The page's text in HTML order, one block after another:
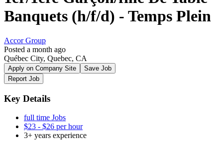
Banquets (h/f/d) - Temps Plein
Accor Group
Posted a month ago
Québec City, Quebec, CA
Apply on Company Site
Save Job
Report Job
Key Details
full time Jobs
$23 - $26 per hour
3+ years experience